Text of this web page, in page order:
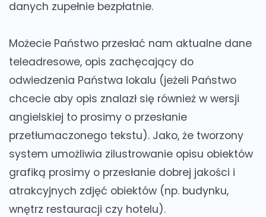
danych zupełnie bezpłatnie.
Możecie Państwo przesłać nam aktualne dane
teleadresowe, opis zachęcający do
odwiedzenia Państwa lokalu (jeżeli Państwo
chcecie aby opis znalazł się również w wersji
angielskiej to prosimy o przesłanie
przetłumaczonego tekstu). Jako, że tworzony
system umożliwia zilustrowanie opisu obiektów
grafiką prosimy o przesłanie dobrej jakości i
atrakcyjnych zdjęć obiektów (np. budynku,
wnętrz restauracji czy hotelu).